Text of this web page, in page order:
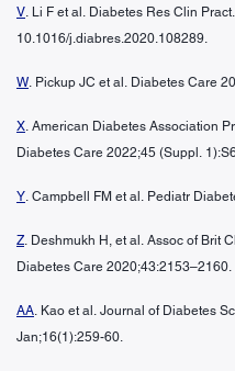
V. Li F et al. Diabetes Res Clin
10.1016/j.diabres.2020.108289.
W. Pickup JC et al. Diabetes Care
X. American Diabetes Association
Diabetes Care 2022;45 (Suppl.
Y. Campbell FM et al. Pediatr
Z. Deshmukh H, et al. Assoc of Brit
Diabetes Care 2020;43:2153–2160.
AA. Kao et al. Journal of Diabetes
Jan;16(1):259-60.